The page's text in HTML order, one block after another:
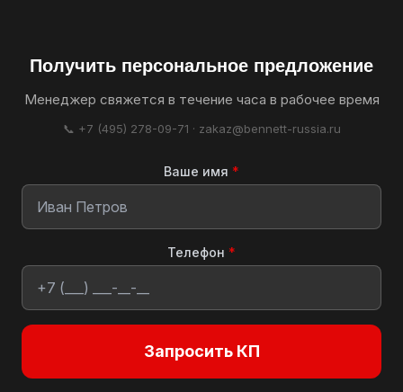
Получить персональное предложение
Менеджер свяжется в течение часа в рабочее время
📞 +7 (495) 278-09-71 · zakaz@bennett-russia.ru
Ваше имя *
Телефон *
Запросить КП